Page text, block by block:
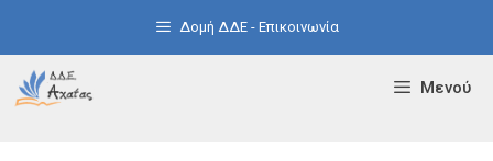
Δομή ΔΔΕ - Επικοινωνία
Μενού